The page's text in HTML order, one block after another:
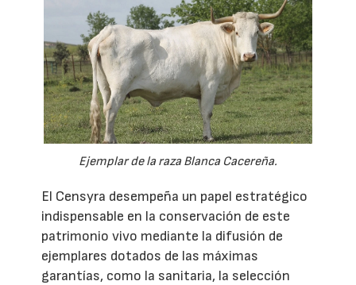
Ejemplar de la raza Blanca Cacereña.
El Censyra desempeña un papel estratégico
indispensable en la conservación de este
patrimonio vivo mediante la difusión de
ejemplares dotados de las máximas
garantías, como la sanitaria, la selección